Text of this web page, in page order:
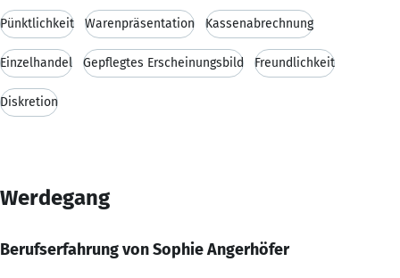
Pünktlichkeit Warenpräsentation Kassenabrechnung
Einzelhandel Gepflegtes Erscheinungsbild Freundlichkeit
Diskretion
Werdegang
Berufserfahrung von Sophie Angerhöfer